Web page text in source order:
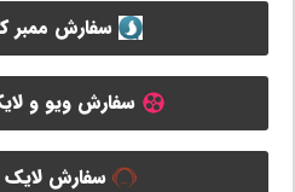
سفارش ممبر
سفارش ویو و
سفارش لایک